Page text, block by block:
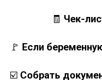
🧾 Чек-
🚩 Если
☑️ Собрать